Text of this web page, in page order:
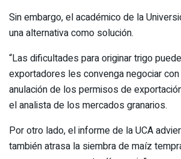
Sin embargo, el académico de la
una alternativa como solución.
“Las dificultades para originar trigo
exportadores les convenga negociar
anulación de los permisos de
el analista de los mercados granarios.
Por otro lado, el informe de la UCA
también atrasa la siembra de maíz